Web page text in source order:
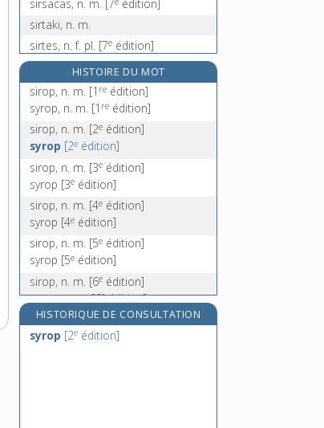
sirsacas, n. m. [7 édition]
sirtaki, n. m.
sirtes, n. f. pl. [7e édition]
sirupeux, -euse, adj.
sirvente, n. m.
sirventès, n. m.
sis, sise, adj.
sisal, n. m.
HISTOIRE DU MOT
sirop, n. m. [1 re édition]
syrop, n. m. [1 re édition]
sirop, n. m. [2e édition]
syrop [2e édition]
sirop, n. m. [3e édition]
syrop [3e édition]
sirop, n. m. [4e édition]
syrop [4e édition]
sirop, n. m. [5e édition]
syrop [5e édition]
sirop, n. m. [6e édition]
syrop, n. m.[6eédition]
sirop, n. m.[7 édition]
sirop, n. m.[8eédition]
HISTORIQUE DE CONSULTATION
syrop [2e édition]